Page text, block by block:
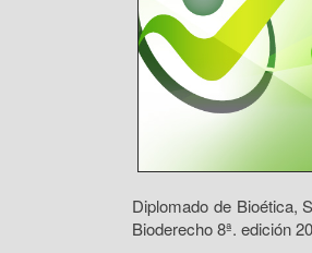
Diplomado de Bioética,
Bioderecho 8ª. edición